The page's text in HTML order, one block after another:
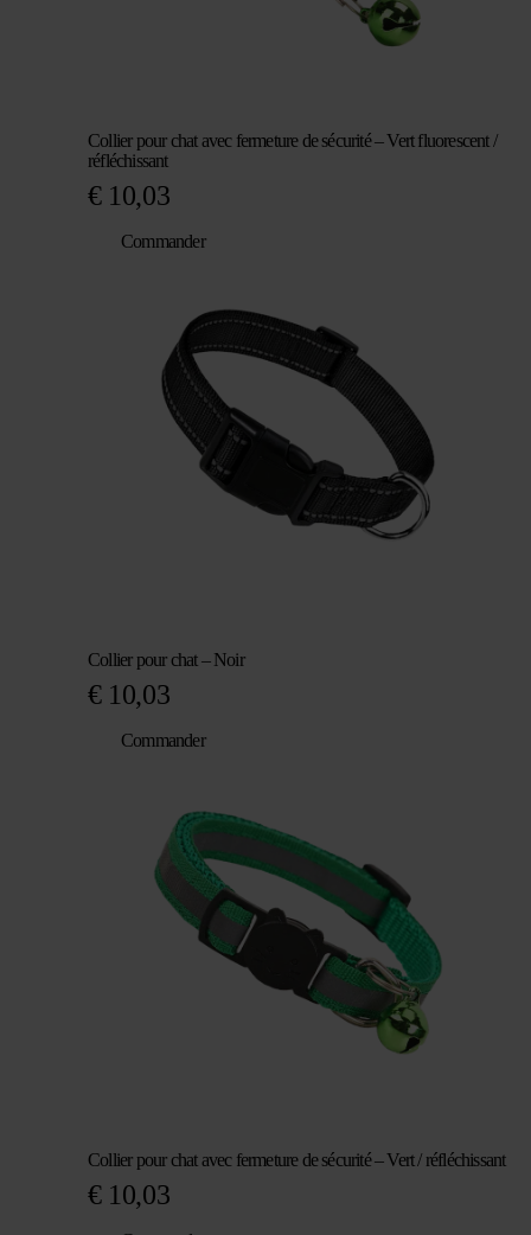
Collier pour chat avec fermeture de sécurité – Vert fluorescent /
réfléchissant
€10,03
Commander
Collier pour chat – Noir
€10,03
Commander
Collier pour chat avec fermeture de sécurité – Vert / réfléchissant
€10,03